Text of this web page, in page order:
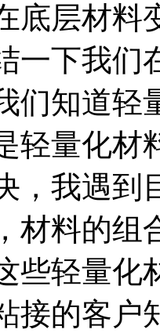
底层材料
一下我们
们知道轻
轻量化材
，我遇到
材料的组
些轻量化
接的客户